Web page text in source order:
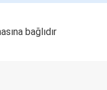
bağlıdır